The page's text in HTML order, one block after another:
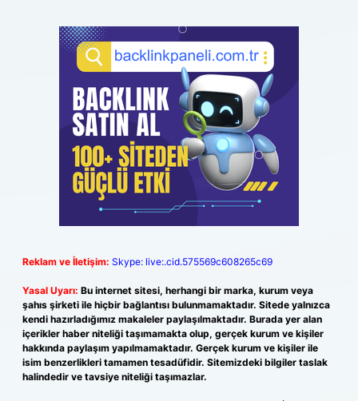
Reklam ve İletişim: Skype: live:.cid.575569c608265c69
Yasal Uyarı: Bu internet sitesi, herhangi bir marka, kurum veya
şahıs şirketi ile hiçbir bağlantısı bulunmamaktadır. Sitede yalnızca
kendi hazırladığımız makaleler paylaşılmaktadır. Burada yer alan
içerikler haber niteliği taşımamakta olup, gerçek kurum ve kişiler
hakkında paylaşım yapılmamaktadır. Gerçek kurum ve kişiler ile
isim benzerlikleri tamamen tesadüfidir. Sitemizdeki bilgiler taslak
halindedir ve tavsiye niteliği taşımazlar.